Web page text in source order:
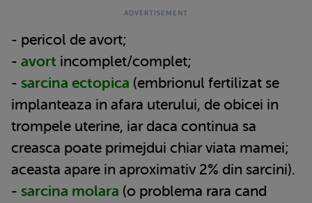
- pericol de avort;
- avort incomplet/complet;
- sarcina ectopica (embrionul fertilizat se
implanteaza in afara uterului, de obicei in
trompele uterine, iar daca continua sa
creasca poate primejdui chiar viata mamei;
aceasta apare in aproximativ 2% din sarcini).
- sarcina molara (o problema rara cand